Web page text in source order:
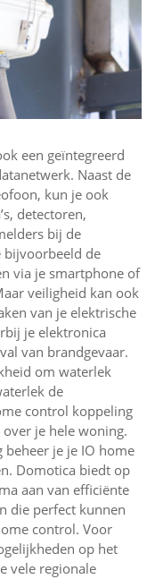
een geïntegreerd
Naast de
kun je ook
detectoren,
bij de
bijvoorbeeld de
via je smartphone of
veiligheid kan ook
van je elektrische
je elektronica
van brandgevaar.
om waterlek
de
control koppeling
je hele woning.
je je IO home
Domotica biedt op
aan van efficiënte
die perfect kunnen
control. Voor
op het
vele regionale